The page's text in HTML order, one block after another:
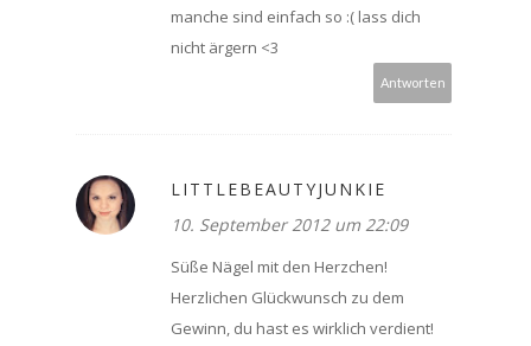
manche sind einfach so :( lass dich
nicht ärgern <3
Antworten
LITTLEBEAUTYJUNKIE
10. September 2012 um 22:09
Süße Nägel mit den Herzchen!
Herzlichen Glückwunsch zu dem
Gewinn, du hast es wirklich verdient!